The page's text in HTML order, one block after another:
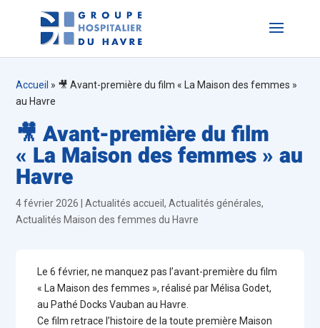
Accueil » 🎥 Avant-première du film « La Maison des femmes »
au Havre
🎥 Avant-première du film
« La Maison des femmes » au
Havre
4 février 2026 |Actualités accueil,Actualités générales,
Actualités Maison des femmes du Havre
Le 6 février, ne manquez pas l’avant-première du film
« La Maison des femmes », réalisé par Mélisa Godet,
au Pathé Docks Vauban au Havre.
Ce film retrace l’histoire de la toute première Maison